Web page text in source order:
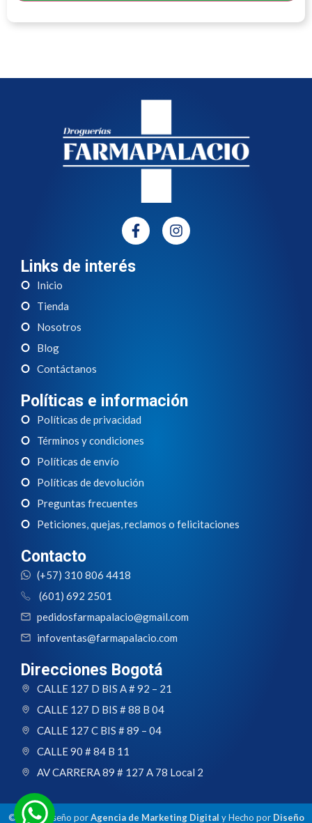
Links de interés
Inicio
Tienda
Nosotros
Blog
Contáctanos
Políticas e información
Políticas de privacidad
Términos y condiciones
Políticas de envío
Políticas de devolución
Preguntas frecuentes
Peticiones, quejas, reclamos o felicitaciones
Contacto
(+57) 310 806 4418
(601) 692 2501
pedidosfarmapalacio@gmail.com
infoventas@farmapalacio.com
Direcciones Bogotá
CALLE 127 D BIS A # 92 – 21
CALLE 127 D BIS # 88 B 04
CALLE 127 C BIS # 89 – 04
CALLE 90 # 84 B 11
AV CARRERA 89 # 127 A 78 Local 2
© 2024 Diseño porAgencia de Marketing Digital y Hecho por Diseño